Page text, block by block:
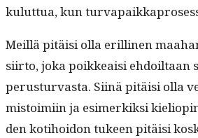
kulut­tua, kun
Meil­lä pitäisi olla erilli­nen
si­ir­to, joka poikkeaisi ehdoil­taan
perus­tur­vas­ta. Siinä pitäisi olla
mis­toimi­in ja esimerkik­si
den koti­hoidon tukeen pitäisi